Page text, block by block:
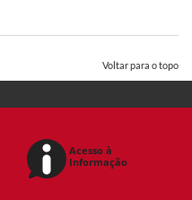
Voltar para o topo